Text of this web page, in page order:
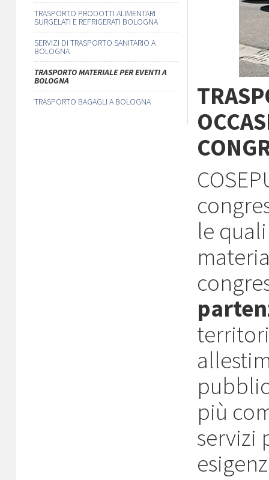
TRASPORTO PRODOTTI ALIMENTARI
SURGELATI E REFRIGERATI BOLOGNA
SERVIZI DI TRASPORTO SANITARIO A
BOLOGNA
TRASPORTO MATERIALE PER EVENTI A
BOLOGNA
TRASPORTO BAGAGLI A BOLOGNA
le
più
servizi